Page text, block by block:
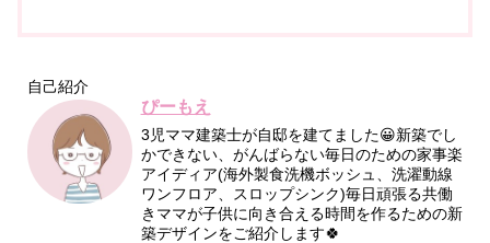
自己紹介
ぴーもえ
3児ママ建築士が自邸を建てました😀新築でし
かできない、がんばらない毎日のための家事楽
アイディア(海外製食洗機ボッシュ、洗濯動線
ワンフロア、スロップシンク)毎日頑張る共働
きママが子供に向き合える時間を作るための新
築デザインをご紹介します🍀